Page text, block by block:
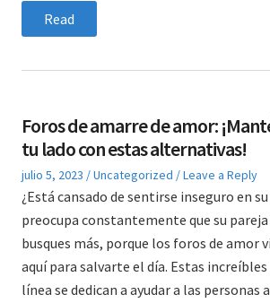
Read
Foros de amarre de amor:
tu lado con estas alternativas!
Posted
on
julio 5, 2023
Posted
in
Uncategorized Leave a Reply
¿Está cansado de sentirse inseguro en
preocupa constantemente que su pareja
busques más, porque los foros de amor
aquí para salvarte el día. Estas
línea se dedican a ayudar a las personas